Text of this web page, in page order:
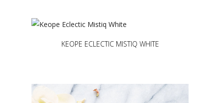
KEOPE ECLECTIC MISTIQ WHITE